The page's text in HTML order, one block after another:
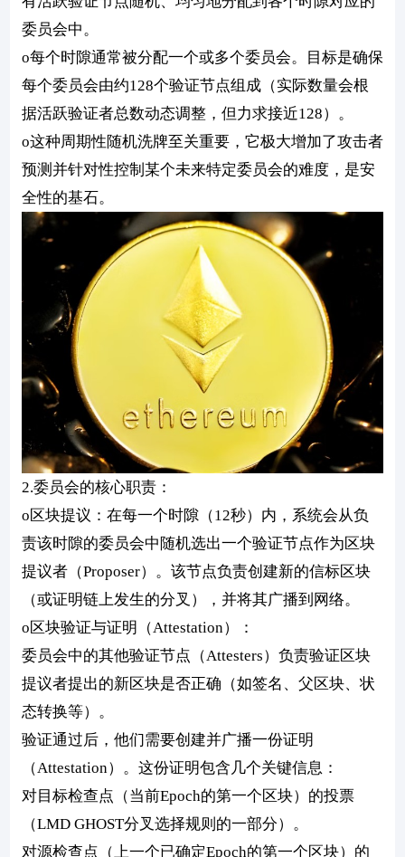
委员会中。
o每个时隙通常被分配一个或多个委员会。目标是确保
每个委员会由约128个验证节点组成（实际数量会根
据活跃验证者总数动态调整，但力求接近128）。
o这种周期性随机洗牌至关重要，它极大增加了攻击者
预测并针对性控制某个未来特定委员会的难度，是安
全性的基石。
2.委员会的核心职责：
o区块提议：在每一个时隙（12秒）内，系统会从负
责该时隙的委员会中随机选出一个验证节点作为区块
提议者（Proposer）。该节点负责创建新的信标区块
（或证明链上发生的分叉），并将其广播到网络。
o区块验证与证明（Attestation）：
委员会中的其他验证节点（Attesters）负责验证区块
提议者提出的新区块是否正确（如签名、父区块、状
态转换等）。
验证通过后，他们需要创建并广播一份证明
（Attestation）。这份证明包含几个关键信息：
对目标检查点（当前Epoch的第一个区块）的投票
（LMD GHOST分叉选择规则的一部分）。
对源检查点（上一个已确定Epoch的第一个区块）的